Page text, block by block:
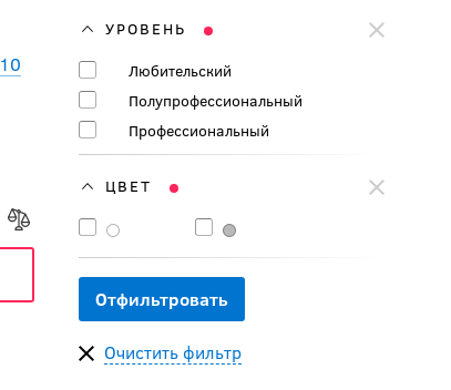
УРОВЕНЬ
Любительский
Полупрофессиональный
Профессиональный
ЦВЕТ
Очистить фильтр